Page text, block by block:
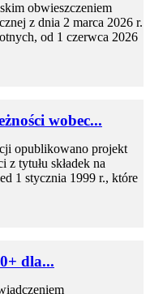
obwieszczeniem
z dnia 2 marca 2026 r.
od 1 czerwca 2026
wobec...
opublikowano projekt
z tytułu składek na
1 stycznia 1999 r., które
dla...